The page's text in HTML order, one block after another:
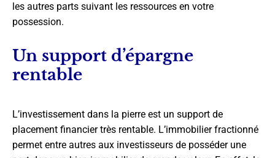
les autres parts suivant les ressources en votre
possession.
Un support d’épargne
rentable
L’investissement dans la pierre est un support de
placement financier très rentable. L’immobilier fractionné
permet entre autres aux investisseurs de posséder une